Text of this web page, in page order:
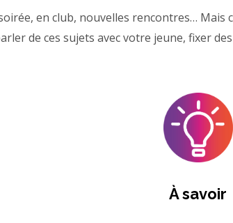
en club, nouvelles rencontres… Mais
de ces sujets avec votre jeune, fixer
À savoir